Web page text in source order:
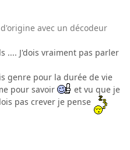
avec un décodeur
.... J'dois vraiment pas parler
genre pour la durée de vie
pour savoir
et vu que je
pas crever je pense